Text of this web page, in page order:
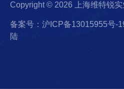
Copyright © 2026 上海维特锐
备案号：沪ICP备13015955号-
陆